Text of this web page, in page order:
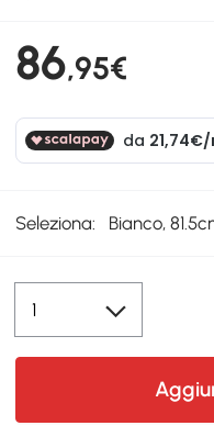
86,95€
Seleziona: Bianco,